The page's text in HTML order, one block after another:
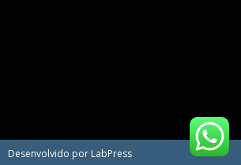
Desenvolvido por LabPress